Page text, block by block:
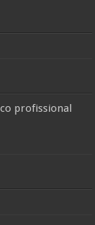
profissional